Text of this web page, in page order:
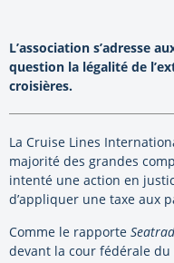
L’association s’adresse
question la légalité de
croisières.
La Cruise Lines
majorité des grandes
intenté une action en
d’appliquer une taxe aux
Comme le rapporte
devant la cour fédérale du